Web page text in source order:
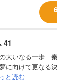
41
大いなる一歩
に向けて更なる
と読む